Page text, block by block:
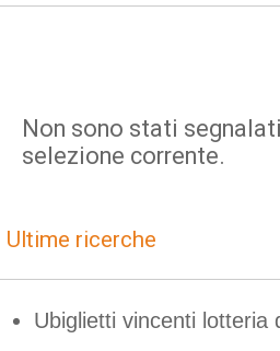
Non sono stati
selezione corrente.
Ultime ricerche
Ubiglietti vincenti lotteria